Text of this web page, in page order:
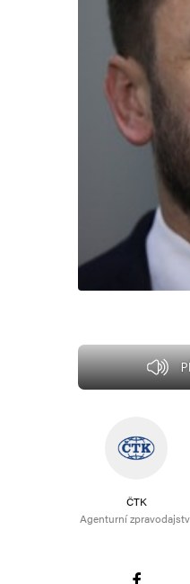
ČTK
Agenturní